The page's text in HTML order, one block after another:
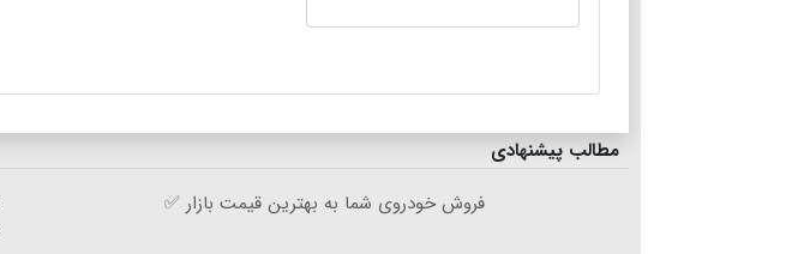
مطالب پیشنهادی
فروش خودروی شما به بهترین قیمت بازار ✅